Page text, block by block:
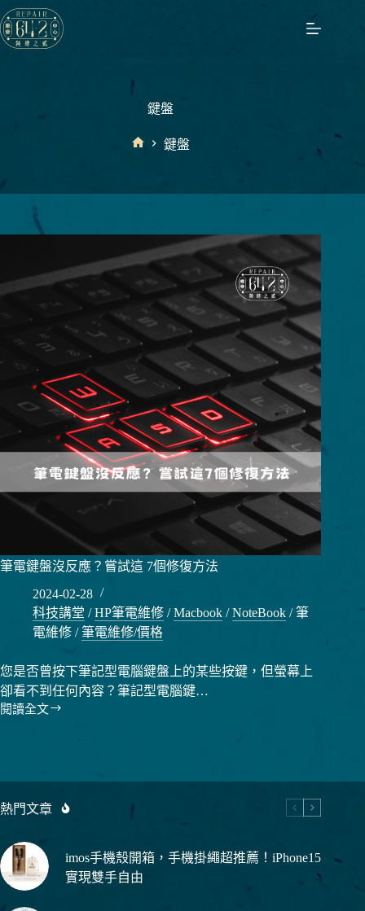
跳
至
主
鍵盤
鍵盤
筆電鍵盤沒反應？嘗試這 7個修復方法
2024-02-28
科技講堂 /HP筆電維修 /Macbook /NoteBook /筆
電維修 /筆電維修/價格
您是否曾按下筆記型電腦鍵盤上的某些按鍵，但螢幕上
卻看不到任何內容？筆記型電腦鍵…
閱讀全文
筆
沒
反
應？
試
這
7
熱門文章
imos手機殼開箱，手機掛繩超推薦！iPhone15
實現雙手自由